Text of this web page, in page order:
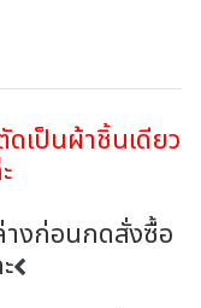
ดเป็นผ้าชิ้นเดียว
างก่อนกดสั่งซื้อ